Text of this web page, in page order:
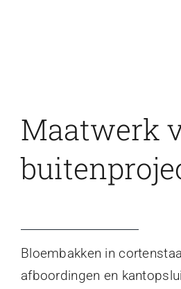
Maatwerk
Bloembakken in
afboordingen en